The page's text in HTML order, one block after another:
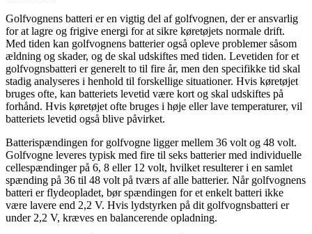
Golfvognens batteri er en vigtig del af golfvognen, der er ansvarlig
for at lagre og frigive energi for at sikre køretøjets normale drift.
Med tiden kan golfvognens batterier også opleve problemer såsom
ældning og skader, og de skal udskiftes med tiden. Levetiden for et
golfvognsbatteri er generelt to til fire år, men den specifikke tid skal
stadig analyseres i henhold til forskellige situationer. Hvis køretøjet
bruges ofte, kan batteriets levetid være kort og skal udskiftes på
forhånd. Hvis køretøjet ofte bruges i høje eller lave temperaturer, vil
batteriets levetid også blive påvirket.
Batterispændingen for golfvogne ligger mellem 36 volt og 48 volt.
Golfvogne leveres typisk med fire til seks batterier med individuelle
cellespændinger på 6, 8 eller 12 volt, hvilket resulterer i en samlet
spænding på 36 til 48 volt på tværs af alle batterier. Når golfvognens
batteri er flydeopladet, bør spændingen for et enkelt batteri ikke
være lavere end 2,2 V. Hvis lydstyrken på dit golfvognsbatteri er
under 2,2 V, kræves en balancerende opladning.